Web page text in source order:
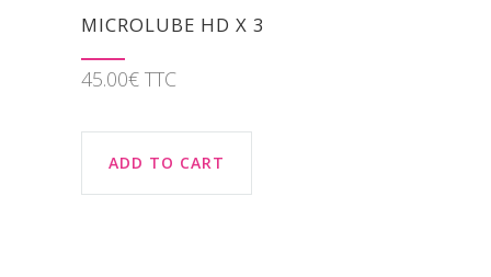
MICROLUBE HD X 3
45.00€ TTC
ADD TO CART